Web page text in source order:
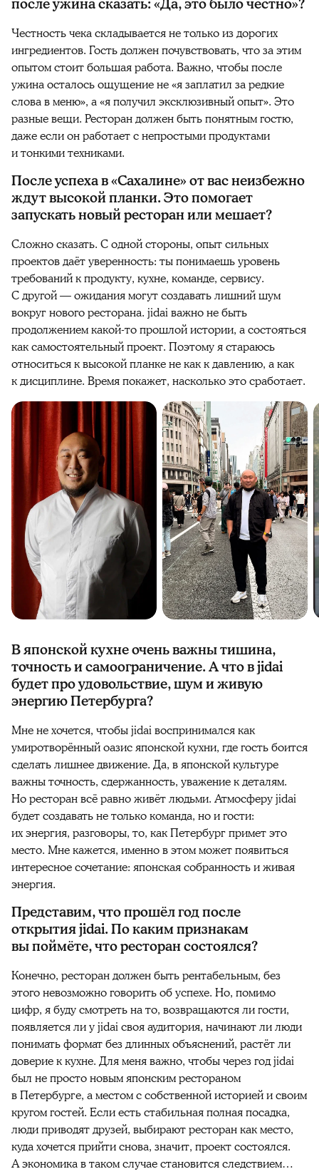
после ужина сказать: «Да, это было честно»?
Честность чека складывается не только из дорогих
ингредиентов. Гость должен почувствовать, что за этим
опытом стоит большая работа. Важно, чтобы после
ужина осталось ощущение не «я заплатил за редкие
слова в меню», а «я получил эксклюзивный опыт». Это
разные вещи. Ресторан должен быть понятным гостю,
даже если он работает с непростыми продуктами
и тонкими техниками.
После успеха в «Сахалине» от вас неизбежно
ждут высокой планки. Это помогает
запускать новый ресторан или мешает?
Сложно сказать. С одной стороны, опыт сильных
проектов даёт уверенность: ты понимаешь уровень
требований к продукту, кухне, команде, сервису.
С другой — ожидания могут создавать лишний шум
вокруг нового ресторана. jidai важно не быть
продолжением какой-то прошлой истории, а состояться
как самостоятельный проект. Поэтому я стараюсь
относиться к высокой планке не как к давлению, а как
к дисциплине. Время покажет, насколько это сработает.
В японской кухне очень важны тишина,
точность и самоограничение. А что в jidai
будет про удовольствие, шум и живую
энергию Петербурга?
Мне не хочется, чтобы jidai воспринимался как
умиротворённый оазис японской кухни, где гость боится
сделать лишнее движение. Да, в японской культуре
важны точность, сдержанность, уважение к деталям.
Но ресторан всё равно живёт людьми. Атмосферу jidai
будет создавать не только команда, но и гости:
их энергия, разговоры, то, как Петербург примет это
место. Мне кажется, именно в этом может появиться
интересное сочетание: японская собранность и живая
энергия.
Представим, что прошёл год после
открытия jidai. По каким признакам
вы поймёте, что ресторан состоялся?
Конечно, ресторан должен быть рентабельным, без
этого невозможно говорить об успехе. Но, помимо
цифр, я буду смотреть на то, возвращаются ли гости,
появляется ли у jidai своя аудитория, начинают ли люди
понимать формат без длинных объяснений, растёт ли
доверие к кухне. Для меня важно, чтобы через год jidai
был не просто новым японским рестораном
в Петербурге, а местом с собственной историей и своим
кругом гостей. Если есть стабильная полная посадка,
люди приводят друзей, выбирают ресторан как место,
куда хочется прийти снова, значит, проект состоялся.
А экономика в таком случае становится следствием…